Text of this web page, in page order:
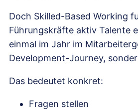
Doch Skilled-Based Working
Führungskräfte aktiv Talente
einmal im Jahr im
Development-Journey,
Das bedeutet konkret:
Fragen stellen